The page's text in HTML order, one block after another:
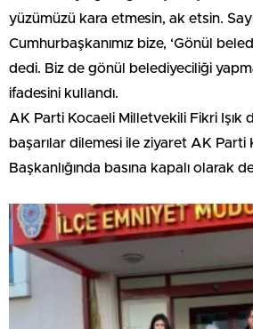
yüzümüzü kara etmesin, ak etsin.
Cumhurbaşkanımız bize, ‘Gönül
dedi. Biz de gönül belediyeciliği
ifadesini kullandı.
AK Parti Kocaeli Milletvekili Fikri Işık
başarılar dilemesi ile ziyaret AK Parti
Başkanlığında basına kapalı olarak